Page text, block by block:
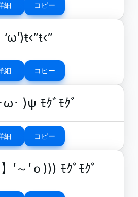
細 コピー
‘ω’)ŧ‹”ŧ‹”
細 コピー
･ )ψ ﾓｸﾞﾓｸﾞ
細 コピー
’～’ｏ))) ﾓｸﾞﾓｸﾞ